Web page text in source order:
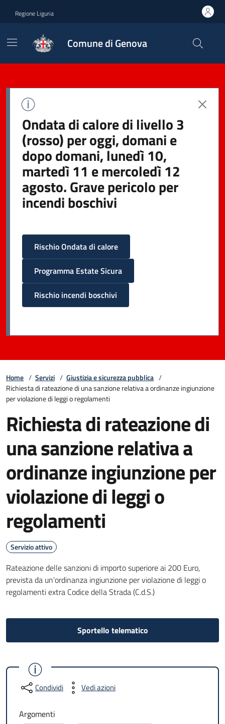
Regione Liguria
Comune di Genova
Ondata di calore di livello 3
(rosso) per oggi, domani e
dopo domani, lunedì 10,
martedì 11 e mercoledì 12
agosto. Grave pericolo per
incendi boschivi
Rischio Ondata di calore
Programma Estate Sicura
Rischio incendi boschivi
Home / Servizi / Giustizia e sicurezza pubblica /
Richiesta di rateazione di una sanzione relativa a ordinanze ingiunzione
per violazione di leggi o regolamenti
Richiesta di rateazione di
una sanzione relativa a
ordinanze ingiunzione per
violazione di leggi o
regolamenti
Servizio attivo
Rateazione delle sanzioni di importo superiore ai 200 Euro,
prevista da un'ordinanza ingiunzione per violazione di leggi o
regolamenti extra Codice della Strada (C.d.S.)
Sportello telematico
Condividi Vedi azioni
Argomenti